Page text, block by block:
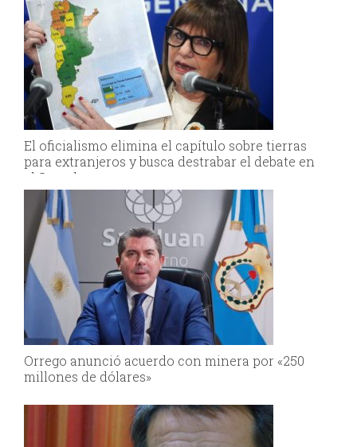
El oficialismo elimina el capítulo sobre tierras
para extranjeros y busca destrabar el debate en
el Senado
Orrego anunció acuerdo con minera por «250
millones de dólares»